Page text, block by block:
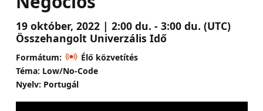
19 október, 2022 | 2:00 du. - 3:00 du. (UTC)
Összehangolt Univerzális Idő
Formátum:
Élő közvetítés
Téma: Low/No-Code
Nyelv: Portugál